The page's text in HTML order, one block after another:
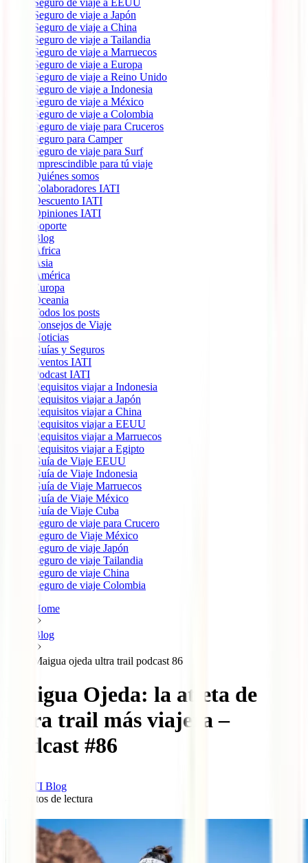
Seguro de viaje a Japón
Seguro de viaje a China
Seguro de viaje a Tailandia
Seguro de viaje a Marruecos
Seguro de viaje a Europa
Seguro de viaje a Reino Unido
Seguro de viaje a Indonesia
Seguro de viaje a México
Seguro de viaje a Colombia
Seguro de viaje para Cruceros
Seguro para Camper
Seguro de viaje para Surf
Imprescindible para tú viaje
Quiénes somos
Colaboradores IATI
Descuento IATI
Opiniones IATI
Soporte
Blog
África
Ásia
América
Europa
Oceania
Todos los posts
Consejos de Viaje
Noticias
Guías y Seguros
Eventos IATI
Podcast IATI
Requisitos viajar a Indonesia
Requisitos viajar a Japón
Requisitos viajar a China
Requisitos viajar a EEUU
Requisitos viajar a Marruecos
Requisitos viajar a Egipto
Guía de Viaje EEUU
Guía de Viaje Indonesia
Guía de Viaje Marruecos
Guía de Viaje México
Guía de Viaje Cuba
Seguro de viaje para Crucero
Seguro de Viaje México
Seguro de viaje Japón
Seguro de viaje Tailandia
Seguro de viaje China
Seguro de viaje Colombia
Home
Blog
Maigua ojeda ultra trail podcast 86
Maigua Ojeda: la atleta de
ultra trail más viajera –
Pódcast #86
IATI Blog
minutos de lectura